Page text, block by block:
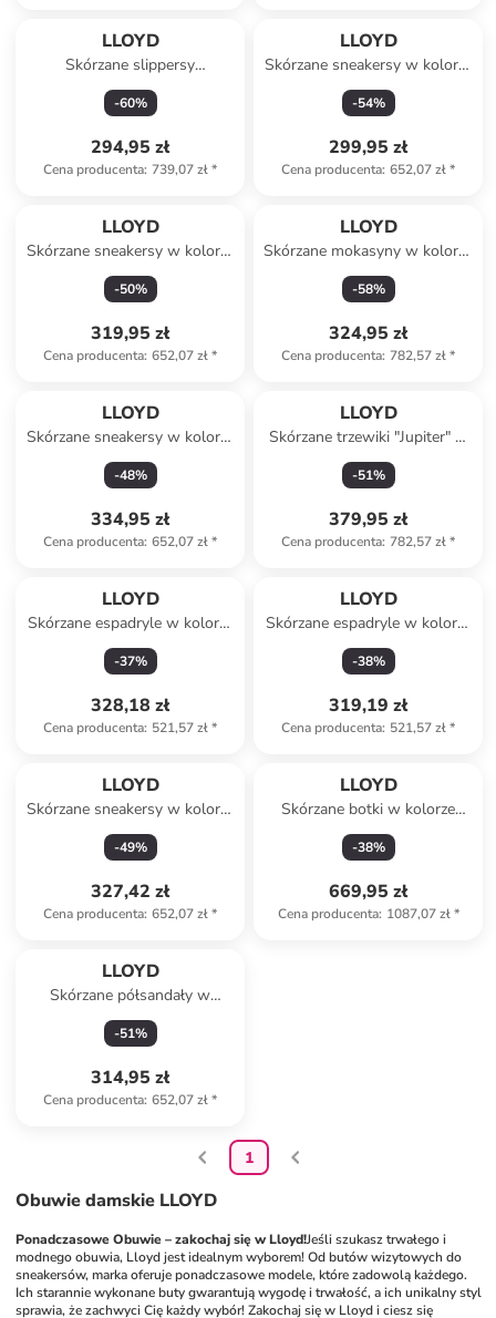
LLOYD
Skórzane slippersy
"Humphrey" w kolorze
brązowym
-60%
294,95 zł
Cena producenta: 739,07 zł*
LLOYD
Skórzane sneakersy w kolorze
białym
-54%
299,95 zł
Cena producenta: 652,07 zł*
LLOYD
Skórzane sneakersy w kolorze
jasnobrązowo-brązowym
-50%
319,95 zł
Cena producenta: 652,07 zł*
LLOYD
Skórzane mokasyny w kolorze
jasnobrązowym
-58%
324,95 zł
Cena producenta: 782,57 zł*
LLOYD
Skórzane sneakersy w kolorze
antracytowo-kremowym
-48%
334,95 zł
Cena producenta: 652,07 zł*
LLOYD
Skórzane trzewiki "Jupiter" w
kolorze beżowym
-51%
379,95 zł
Cena producenta: 782,57 zł*
LLOYD
Skórzane espadryle w kolorze
beżowo-czarnym
-37%
328,18 zł
Cena producenta: 521,57 zł*
LLOYD
Skórzane espadryle w kolorze
beżowym
-38%
319,19 zł
Cena producenta: 521,57 zł*
LLOYD
Skórzane sneakersy w kolorze
biało-beżowo-czarnym
-49%
327,42 zł
Cena producenta: 652,07 zł*
LLOYD
Skórzane botki w kolorze
czarnym
-38%
669,95 zł
Cena producenta: 1087,07 zł*
LLOYD
Skórzane półsandały w
kolorze srebrnym
-51%
314,95 zł
Cena producenta: 652,07 zł*
1
Obuwie damskie LLOYD
Ponadczasowe Obuwie – zakochaj się w Lloyd!Jeśli szukasz trwałego i
modnego obuwia, Lloyd jest idealnym wyborem! Od butów wizytowych do
sneakersów, marka oferuje ponadczasowe modele, które zadowolą każdego.
Ich starannie wykonane buty gwarantują wygodę i trwałość, a ich unikalny styl
sprawia, że zachwyci Cię każdy wybór! Zakochaj się w Lloyd i ciesz się